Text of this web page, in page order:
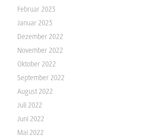
Februar 2023
Januar 2023
Dezember 2022
November 2022
Oktober 2022
September 2022
August 2022
Juli 2022
Juni 2022
Mai 2022